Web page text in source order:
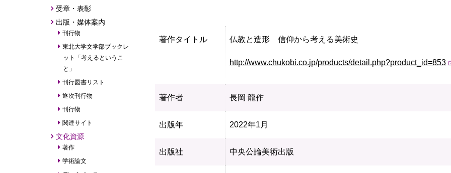
著作タイトル 仏教と造形 信仰から考える美術史
http://www.chukobi.co.jp/products/detail.php?product_id=853
著作者 長岡 龍作
出版年 2022年1月
出版社 中央公論美術出版
受章・表彰
出版・媒体案内
刊行物
東北大学文学部ブックレ
ット「考えるというこ
と」
刊行図書リスト
逐次刊行物
刊行物
関連サイト
文化資源
著作
学術論文